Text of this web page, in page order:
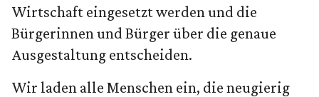
Wirtschaft eingesetzt werden und die
Bürgerinnen und Bürger über die genaue
Ausgestaltung entscheiden.
Wir laden alle Menschen ein, die neugierig